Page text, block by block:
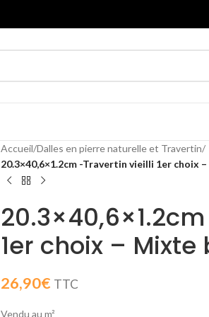
Accueil/Dalles en pierre naturelle et Travertin/
20.3×40,6×1.2cm -Travertin vieilli 1er choix
1er choix – Mixte
26,90€ TTC
Vendu au m²